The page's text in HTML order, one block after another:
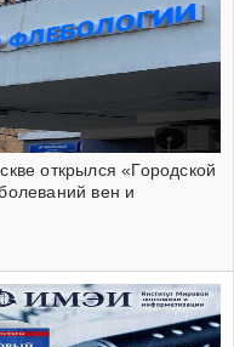
открылся «Городской
вен и